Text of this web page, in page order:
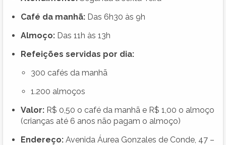
Café da manhã: Das 6h30 às 9h
Almoço: Das 11h às 13h
Refeições servidas por dia:
300 cafés da manhã
1.200 almoços
Valor: R$ 0,50 o café da manhã e R$ 1,00 o almoço
(crianças até 6 anos não pagam o almoço)
Endereço: Avenida Áurea Gonzales de Conde, 47 –